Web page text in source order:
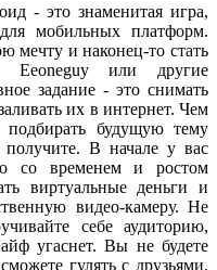
- это знаменитая игра,
мобильных платформ.
мечту и наконец-то стать
Eeoneguy или другие
задание - это снимать
их в интернет. Чем
подбирать будущую тему
В начале у вас
со временем и ростом
виртуальные деньги и
видео-камеру. Не
себе аудиторию,
угаснет. Вы не будете
гулять с друзьями,